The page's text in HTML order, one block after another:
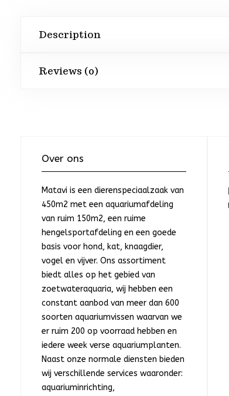
Description
Reviews (0)
Over ons
Matavi is een dierenspeciaalzaak van
450m2 met een aquariumafdeling
van ruim 150m2, een ruime
hengelsportafdeling en een goede
basis voor hond, kat, knaagdier,
vogel en vijver. Ons assortiment
biedt alles op het gebied van
zoetwateraquaria, wij hebben een
constant aanbod van meer dan 600
soorten aquariumvissen waarvan we
er ruim 200 op voorraad hebben en
iedere week verse aquariumplanten.
Naast onze normale diensten bieden
wij verschillende services waaronder:
aquariuminrichting,